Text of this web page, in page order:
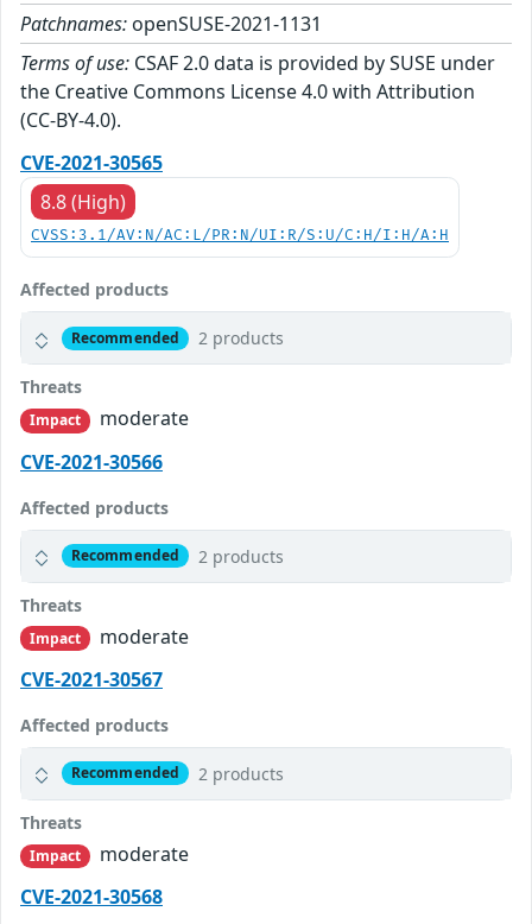
Patchnames: openSUSE-2021-1131
Terms of use: CSAF 2.0 data is provided by SUSE under
the Creative Commons License 4.0 with Attribution
(CC-BY-4.0).
CVE-2021-30565
8.8 (High)
CVSS:3.1/AV:N/AC:L/PR:N/UI:R/S:U/C:H/I:H/A:H
Affected products
Recommended 2 products
Threats
Impact
moderate
CVE-2021-30566
Affected products
Recommended 2 products
Threats
Impact
moderate
CVE-2021-30567
Affected products
Recommended 2 products
Threats
Impact
moderate
CVE-2021-30568